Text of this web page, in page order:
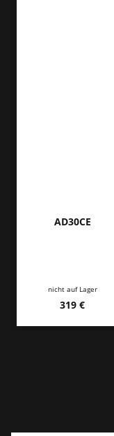
AD30CE
nicht auf Lager
319 €